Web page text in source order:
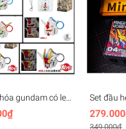
gundam có led
Head Key
unicorn,
Set đầu
MHEX
Vajra 04
349.000₫